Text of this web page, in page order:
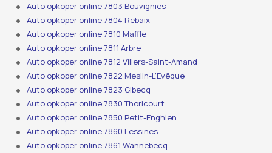
Auto opkoper online 7803 Bouvignies
Auto opkoper online 7804 Rebaix
Auto opkoper online 7810 Maffle
Auto opkoper online 7811 Arbre
Auto opkoper online 7812 Villers-Saint-Amand
Auto opkoper online 7822 Meslin-L’Evêque
Auto opkoper online 7823 Gibecq
Auto opkoper online 7830 Thoricourt
Auto opkoper online 7850 Petit-Enghien
Auto opkoper online 7860 Lessines
Auto opkoper online 7861 Wannebecq